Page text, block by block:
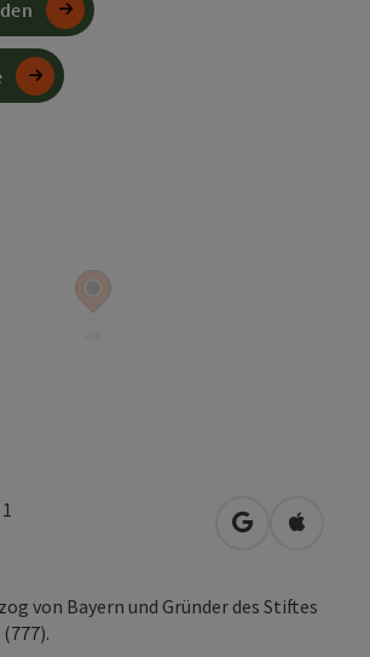
in Google
in
von Bayern und Gründer des Stiftes